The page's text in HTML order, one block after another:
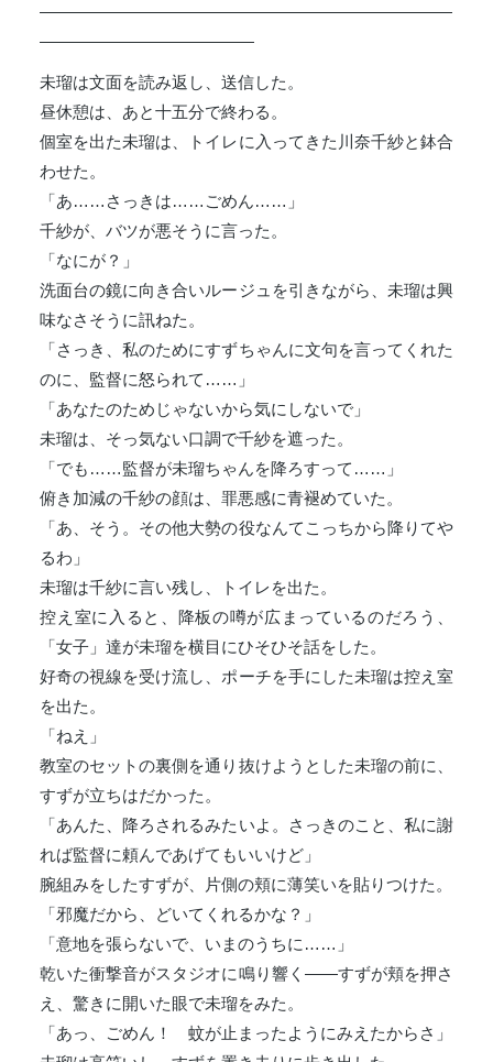
―――――――――――――――――――――――――
―――――――――――――
未瑠は文面を読み返し、送信した。
昼休憩は、あと十五分で終わる。
個室を出た未瑠は、トイレに入ってきた川奈千紗と鉢合
わせた。
「あ……さっきは……ごめん……」
千紗が、バツが悪そうに言った。
「なにが？」
洗面台の鏡に向き合いルージュを引きながら、未瑠は興
味なさそうに訊ねた。
「さっき、私のためにすずちゃんに文句を言ってくれた
のに、監督に怒られて……」
「あなたのためじゃないから気にしないで」
未瑠は、そっ気ない口調で千紗を遮った。
「でも……監督が未瑠ちゃんを降ろすって……」
俯き加減の千紗の顔は、罪悪感に青褪めていた。
「あ、そう。その他大勢の役なんてこっちから降りてや
るわ」
未瑠は千紗に言い残し、トイレを出た。
控え室に入ると、降板の噂が広まっているのだろう、
「女子」達が未瑠を横目にひそひそ話をした。
好奇の視線を受け流し、ポーチを手にした未瑠は控え室
を出た。
「ねえ」
教室のセットの裏側を通り抜けようとした未瑠の前に、
すずが立ちはだかった。
「あんた、降ろされるみたいよ。さっきのこと、私に謝
れば監督に頼んであげてもいいけど」
腕組みをしたすずが、片側の頬に薄笑いを貼りつけた。
「邪魔だから、どいてくれるかな？」
「意地を張らないで、いまのうちに……」
乾いた衝撃音がスタジオに鳴り響く――すずが頬を押さ
え、驚きに開いた眼で未瑠をみた。
「あっ、ごめん！ 蚊が止まったようにみえたからさ」